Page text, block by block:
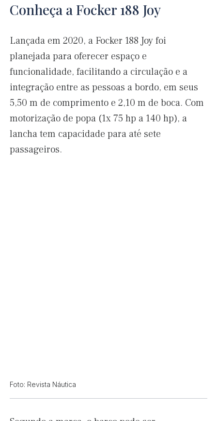
Conheça a Focker 188 Joy
Lançada em 2020, a Focker 188 Joy foi
planejada para oferecer espaço e
funcionalidade, facilitando a circulação e a
integração entre as pessoas a bordo, em seus
5,50 m de comprimento e 2,10 m de boca. Com
motorização de popa (1x 75 hp a 140 hp), a
lancha tem capacidade para até sete
passageiros.
Foto: Revista Náutica